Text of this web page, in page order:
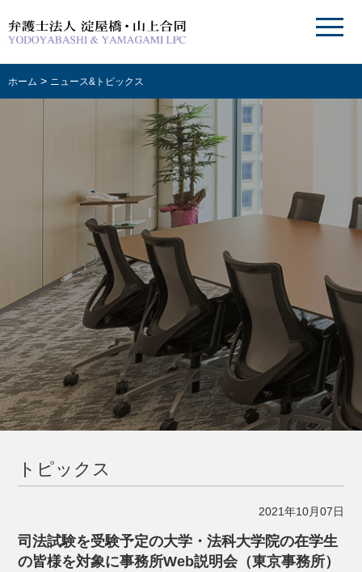
ホーム > ニュース&トピックス
トピックス
2021年10月07日
司法試験を受験予定の大学・法科大学院の在学生
の皆様を対象に事務所Web説明会（東京事務所）